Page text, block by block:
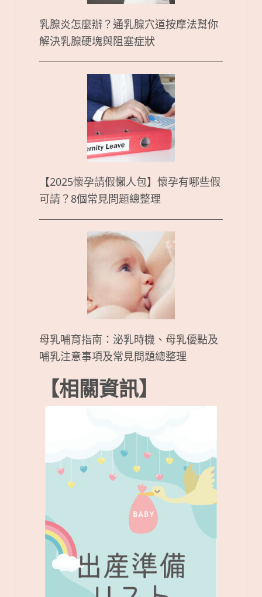
乳腺炎怎麼辦？通乳腺穴道按摩法幫你
解決乳腺硬塊與阻塞症狀
【2025懷孕請假懶人包】懷孕有哪些假
可請？8個常見問題總整理
母乳哺育指南：泌乳時機、母乳優點及
哺乳注意事項及常見問題總整理
【相關資訊】